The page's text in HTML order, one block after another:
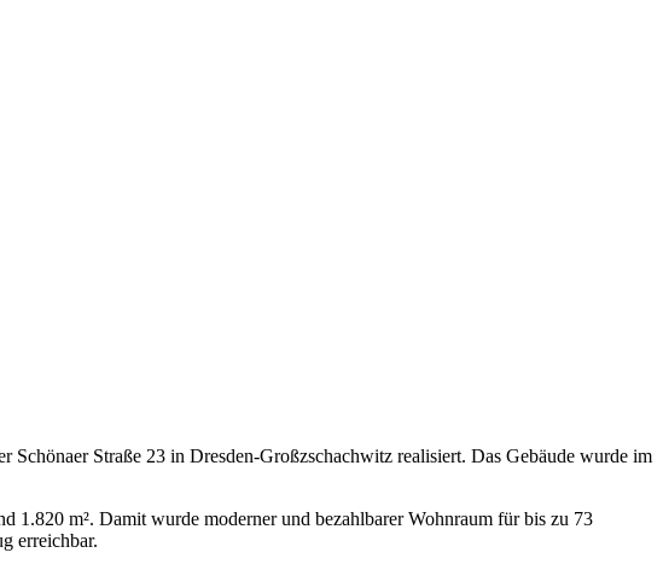
Straße 23 in Dresden-Großzschachwitz realisiert. Das Gebäude wurde im
1.820 m². Damit wurde moderner und bezahlbarer Wohnraum für bis zu 73
erreichbar.